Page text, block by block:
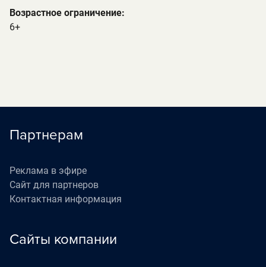
Возрастное ограничение:
6+
Партнерам
Реклама в эфире
Сайт для партнеров
Контактная информация
Сайты компании